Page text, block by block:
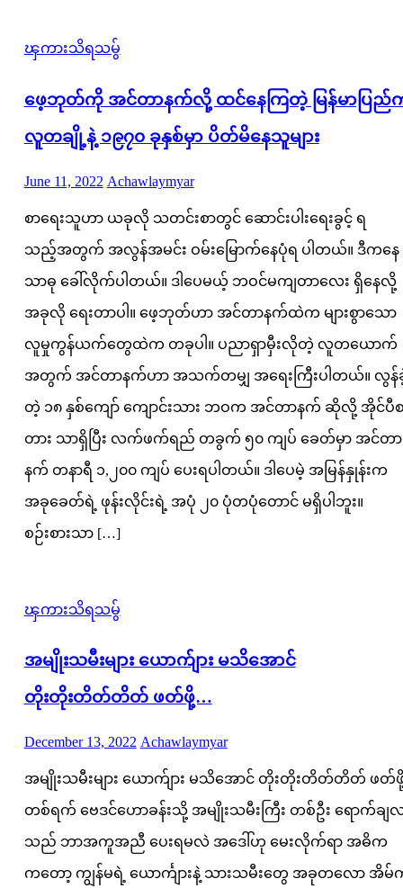
ၾကားသိရသမွ်
ဖေ့ဘုတ်ကို အင်တာနက်လို့ ထင်နေကြတဲ့ မြန်မာပြည်
လူတချို့နဲ့ ၁၉၇၀ ခုနှစ်မှာ ပိတ်မိနေသူများ
Posted
June 11, 2022 Author
Achawlaymyar
စာရေးသူဟာ ယခုလို သတင်းစာတွင် ဆောင်းပါးရေးခွင့် ရ
သည့်အတွက် အလွန်အမင်း ဝမ်းမြောက်နေပုံရ ပါတယ်။ ဒီကနေ
သာဓု ခေါ်လိုက်ပါတယ်။ ဒါပေမယ့် ဘဝင်မကျတာလေး ရှိနေလို့
အခုလို ရေးတာပါ။ ဖေ့ဘုတ်ဟာ အင်တာနက်ထဲက များစွာသော
လူမှုကွန်ယက်တွေထဲက တခုပါ။ ပညာရှာမှီးလိုတဲ့ လူတယောက်
အတွက် အင်တာနက်ဟာ အသက်တမျှ အရေးကြီးပါတယ်။ လွန်
တဲ့ ၁၈ နှစ်ကျော် ကျောင်းသား ဘဝက အင်တာနက် ဆိုလို့ အိုင်ပီ
တား သာရှိပြီး လက်ဖက်ရည် တခွက် ၅၀ ကျပ် ခေတ်မှာ အင်တာ
နက် တနာရီ ၁,၂၀၀ ကျပ် ပေးရပါတယ်။ ဒါပေမဲ့ အမြန်နှုန်းက
အခုခေတ်ရဲ့ ဖုန်းလိုင်းရဲ့ အပုံ ၂၀ ပုံတပုံတောင် မရှိပါဘူး။
စဉ်းစားသာ […]
ၾကားသိရသမွ်
အမျိုးသမီးများ ယောက်ျား မသိအောင်
တိုးတိုးတိတ်တိတ် ဖတ်ဖို့…
Posted
December 13, 2022 Author
Achawlaymyar
အမျိုးသမီးများ ယောက်ျား မသိအောင် တိုးတိုးတိတ်တိတ် ဖတ်
တစ်ရက် ဗေဒင်ဟောခန်းသို့ အမျိုးသမီးကြီး တစ်ဦး ရောက်ချ
သည် ဘာအကူအညီ ပေးရမလဲ အဒေါ်ဟု မေးလိုက်ရာ အဓိက
ကတော့ ကျွန်မရဲ့ ယောင်္ကျားနဲ့ သားသမီးတွေ အခုတလော အိမ်